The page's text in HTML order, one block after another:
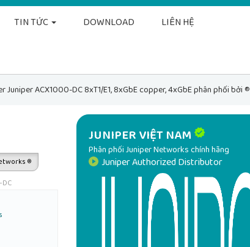
TIN TỨC DOWNLOAD LIÊN HỆ
Juniper ACX1000-DC 8xT1/E1, 8xGbE copper, 4xGbE phân phối bởi ®
®
JUNIPER VIỆT NAM
Phân phối Juniper Networks chính hãng
Juniper Authorized Distributor